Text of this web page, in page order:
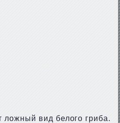
ложный вид белого гриба.